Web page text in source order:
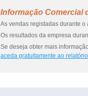
Informação Comercial
As vendas registadas durante
Os resultados da empresa
Se deseja obter mais
aceda gratuitamente ao